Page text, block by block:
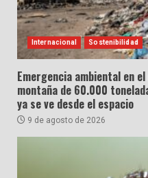
Internacional Sostenibilidad
Emergencia ambiental en
montaña de 60.000
ya se ve desde el espacio
9 de agosto de 2026